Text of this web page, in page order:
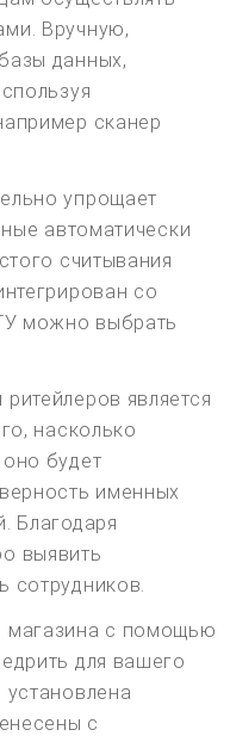
Вручную,
данных,
сканер
упрощает
автоматически
считывания
со
можно выбрать
является
насколько
будет
именных
Благодаря
выявить
сотрудников.
магазина с помощью
для вашего
с